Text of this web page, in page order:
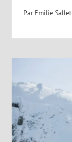
Par Emilie Sallet